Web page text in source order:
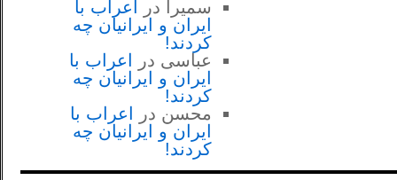
سمیرا
در
اعراب با
ايران و ايرانيان چه
كردند!
عباسی در
اعراب با
ايران و ايرانيان چه
كردند!
محسن در
اعراب با
ايران و ايرانيان چه
كردند!